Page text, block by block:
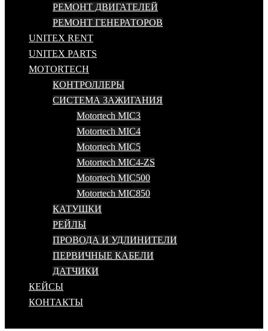
РЕМОНТ ДВИГАТЕЛЕЙ
РЕМОНТ ГЕНЕРАТОРОВ
UNITEX RENT
UNITEX PARTS
MOTORTECH
КОНТРОЛЛЕРЫ
СИСТЕМА ЗАЖИГАНИЯ
Motortech MIC3
Motortech MIC4
Motortech MIC5
Motortech MIC4-ZS
Motortech MIC500
Motortech MIC850
КАТУШКИ
РЕЙЛЫ
ПРОВОДА И УДЛИНИТЕЛИ
ПЕРВИЧНЫЕ КАБЕЛИ
ДАТЧИКИ
КЕЙСЫ
КОНТАКТЫ